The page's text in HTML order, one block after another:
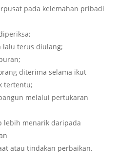
pada kelemahan pribadi
lalu terus diulang;
diterima selama ikut
tertentu;
melalui pertukaran
lebih menarik daripada
atau tindakan perbaikan.